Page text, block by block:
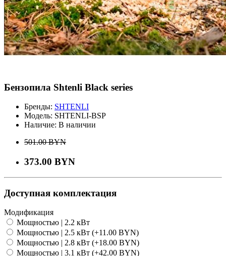
Бензопила Shtenli Black series
Бренды: SHTENLI
Модель: SHTENLI-BSP
Наличие: В наличии
501.00 BYN
373.00 BYN
Доступная комплектация
Модификация
Мощностью | 2.2 кВт
Мощностью | 2.5 кВт (+11.00 BYN)
Мощностью | 2.8 кВт (+18.00 BYN)
Мощностью | 3.1 кВт (+42.00 BYN)